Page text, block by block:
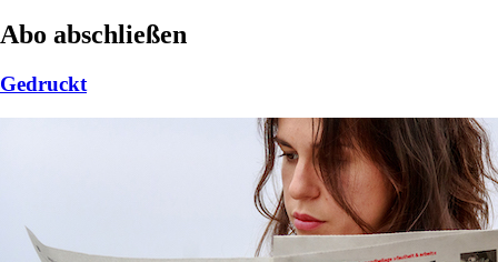
Abo abschließen
Gedruckt